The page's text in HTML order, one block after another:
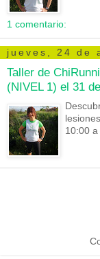
1 comentario:
jueves, 24 de
Taller de
(NIVEL 1) el 31
10:00